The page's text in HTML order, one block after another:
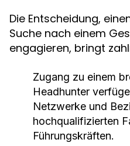
Die Entscheidung,
Suche nach einem
engagieren, bringt
Zugang zu einem
Headhunter
Netzwerke und
hochqualifizierten
Führungskräften.